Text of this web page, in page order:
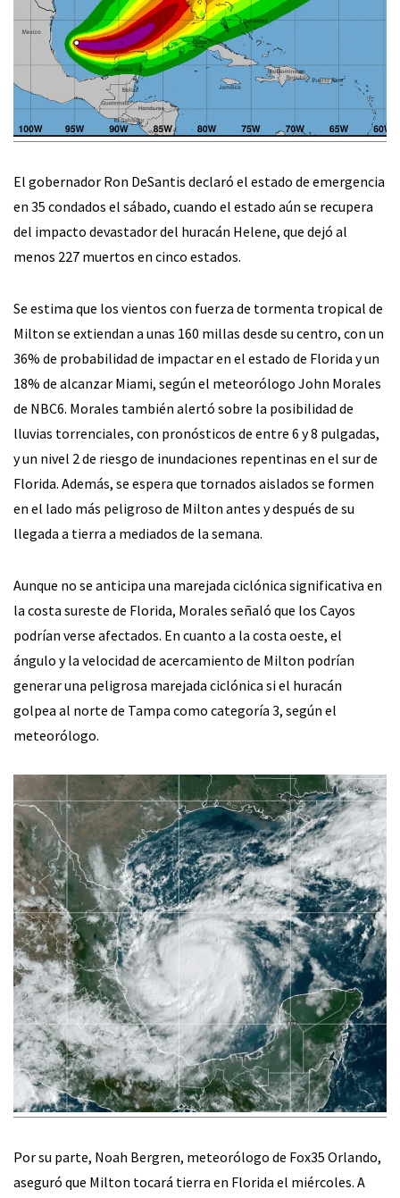
El gobernador Ron DeSantis declaró el estado de emergencia
en 35 condados el sábado, cuando el estado aún se recupera
del impacto devastador del huracán Helene, que dejó al
menos 227 muertos en cinco estados.
Se estima que los vientos con fuerza de tormenta tropical de
Milton se extiendan a unas 160 millas desde su centro, con un
36% de probabilidad de impactar en el estado de Florida y un
18% de alcanzar Miami, según el meteorólogo John Morales
de NBC6. Morales también alertó sobre la posibilidad de
lluvias torrenciales, con pronósticos de entre 6 y 8 pulgadas,
y un nivel 2 de riesgo de inundaciones repentinas en el sur de
Florida. Además, se espera que tornados aislados se formen
en el lado más peligroso de Milton antes y después de su
llegada a tierra a mediados de la semana.
Aunque no se anticipa una marejada ciclónica significativa en
la costa sureste de Florida, Morales señaló que los Cayos
podrían verse afectados. En cuanto a la costa oeste, el
ángulo y la velocidad de acercamiento de Milton podrían
generar una peligrosa marejada ciclónica si el huracán
golpea al norte de Tampa como categoría 3, según el
meteorólogo.
Por su parte, Noah Bergren, meteorólogo de Fox35 Orlando,
aseguró que Milton tocará tierra en Florida el miércoles. A